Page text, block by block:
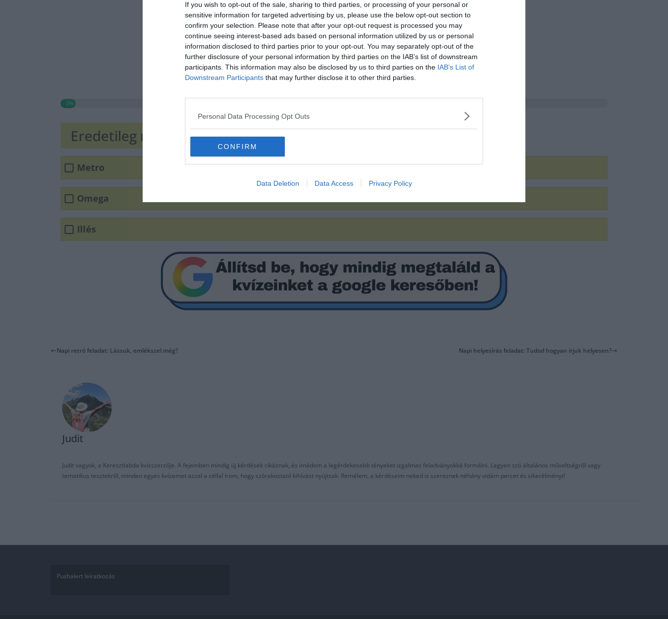
If you wish to opt-out of the sale, sharing to third parties, or processing of your personal or
sensitive information for targeted advertising by us, please use the below opt-out section to
confirm your selection. Please note that after your opt-out request is processed you may
continue seeing interest-based ads based on personal information utilized by us or personal
information disclosed to third parties prior to your opt-out. You may separately opt-out of the
further disclosure of your personal information by third parties on the IAB’s list of downstream
participants. This information may also be disclosed by us to third parties on the IAB’s List of
Downstream Participants that may further disclose it to other third parties.
Personal Data Processing Opt Outs
CONFIRM
Data Deletion Data Access Privacy Policy
0%
Eredetileg melyik együttes dala a "Citrom ízű banán"?
Metro
Omega
Illés
Napi retró feladat: Lássuk, emlékszel még? Napi helyesírás feladat: Tudod hogyan írjuk helyesen?
Judit
Judit vagyok, a Keresztlabda kvízszerzője. A fejemben mindig új kérdések cikáznak, és imádom a legérdekesebb tényeket izgalmas feladványokká formálni. Legyen szó általános műveltségről vagy
tematikus tesztekről, minden egyes kvízemet azzal a céllal írom, hogy szórakoztató kihívást nyújtsak. Remélem, a kérdéseim neked is szereznek néhány vidám percet és sikerélményt!
Pushalert leíratkozás